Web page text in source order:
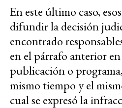
En este último caso,
difundir la decisión
encontrado
en el párrafo anterior
publicación o
mismo tiempo y el
cual se expresó la